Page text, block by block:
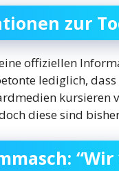
zur
offiziellen
lediglich,
kursieren
diese sind